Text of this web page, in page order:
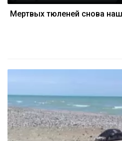
Мертвых тюленей снова